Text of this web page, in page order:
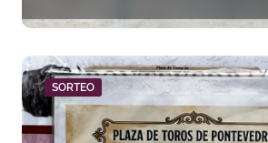
SORTEO